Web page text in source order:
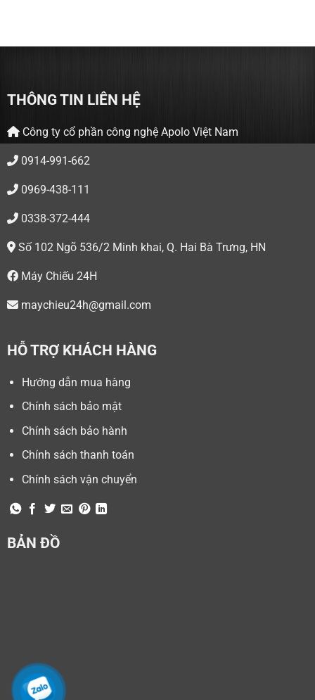
THÔNG TIN LIÊN HỆ
Công ty cổ phần công nghệ Apolo Việt Nam
0914-991-662
0969-438-111
0338-372-444
Số 102 Ngõ 536/2 Minh khai, Q. Hai Bà Trưng, HN
Máy Chiếu 24H
maychieu24h@gmail.com
HỖ TRỢ KHÁCH HÀNG
Hướng dẫn mua hàng
Chính sách bảo mật
Chính sách bảo hành
Chính sách thanh toán
Chính sách vận chuyển
BẢN ĐỒ